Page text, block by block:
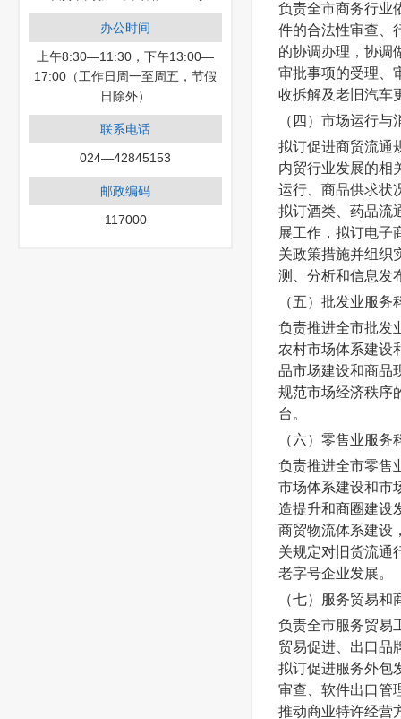
办公时间
上午8:30—11:30，下午13:00—
17:00（工作日周一至周五，节假
日除外）
联系电话
024—42845153
邮政编码
117000
负责全市商务行业
件的合法性审查、
的协调办理，协调
审批事项的受理、
收拆解及老旧汽车
（四） 市场运行与
拟订促进商贸流通
内贸行业发展的相
运行、商品供求状
拟订酒类、药品流
展工作，拟订电子
关政策措施并组织
测、分析和信息发
（五）批发业服务
负责推进全市批发
农村市场体系建设
品市场建设和商品
规范市场经济秩序
台。
（六）零售业服务
负责推进全市零售
市场体系建设和市
造提升和商圈建设
商贸物流体系建设
关规定对旧货流通
老字号企业发展。
（七）
服务贸易和
负责全市服务贸易
贸易促进、出口品
拟订促进服务外包
审查、软件出口管
推动商业特许经营